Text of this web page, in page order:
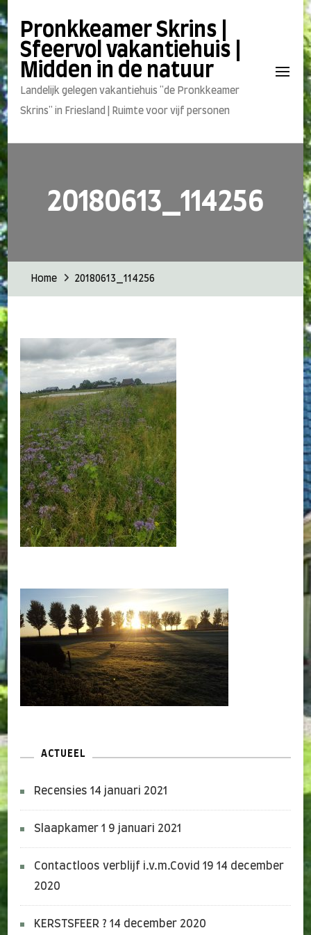
Pronkkeamer Skrins |
Sfeervol vakantiehuis |
Midden in de natuur
Landelijk gelegen vakantiehuis "de Pronkkeamer
Skrins" in Friesland | Ruimte voor vijf personen
20180613_114256
Home 20180613_114256
ACTUEEL
Recensies 14 januari 2021
Slaapkamer 1 9 januari 2021
Contactloos verblijf i.v.m.Covid 19 14 december
2020
KERSTSFEER ? 14 december 2020